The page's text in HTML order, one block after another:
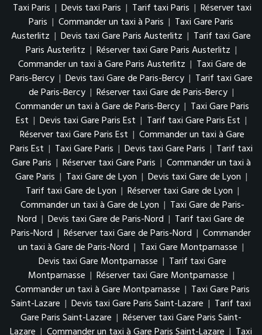
Taxi Paris | Devis taxi Paris | Tarif taxi Paris | Réserver taxi
Paris | Commander un taxi à Paris | Taxi Gare Paris
Austerlitz | Devis taxi Gare Paris Austerlitz | Tarif taxi Gare
Paris Austerlitz | Réserver taxi Gare Paris Austerlitz |
Commander un taxi à Gare Paris Austerlitz | Taxi Gare de
Paris-Bercy | Devis taxi Gare de Paris-Bercy | Tarif taxi Gare
de Paris-Bercy | Réserver taxi Gare de Paris-Bercy |
Commander un taxi à Gare de Paris-Bercy | Taxi Gare Paris
Est | Devis taxi Gare Paris Est | Tarif taxi Gare Paris Est |
Réserver taxi Gare Paris Est | Commander un taxi à Gare
Paris Est | Taxi Gare Paris | Devis taxi Gare Paris | Tarif taxi
Gare Paris | Réserver taxi Gare Paris | Commander un taxi à
Gare Paris | Taxi Gare de Lyon | Devis taxi Gare de Lyon |
Tarif taxi Gare de Lyon | Réserver taxi Gare de Lyon |
Commander un taxi à Gare de Lyon | Taxi Gare de Paris-
Nord | Devis taxi Gare de Paris-Nord | Tarif taxi Gare de
Paris-Nord | Réserver taxi Gare de Paris-Nord | Commander
un taxi à Gare de Paris-Nord | Taxi Gare Montparnasse |
Devis taxi Gare Montparnasse | Tarif taxi Gare
Montparnasse | Réserver taxi Gare Montparnasse |
Commander un taxi à Gare Montparnasse | Taxi Gare Paris
Saint-Lazare | Devis taxi Gare Paris Saint-Lazare | Tarif taxi
Gare Paris Saint-Lazare | Réserver taxi Gare Paris Saint-